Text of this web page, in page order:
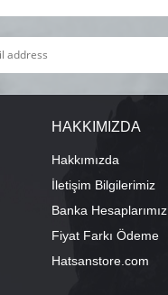
HAKKIMIZDA
Hakkımızda
İletişim Bilgilerimiz
Banka Hesaplarımız
Fiyat Farkı Ödeme
Hatsanstore.com